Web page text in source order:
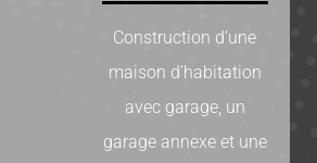
Construction d’une
maison d’habitation
avec garage, un
garage annexe et une